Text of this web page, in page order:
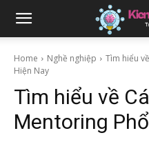
Home Nghề nghiệp
Tìm hiểu
Hiện Nay
Tìm hiểu về
Mentoring